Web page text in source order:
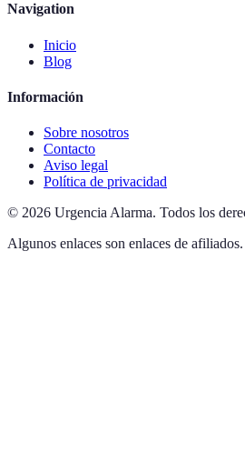
Navigation
Inicio
Blog
Información
Sobre nosotros
Contacto
Aviso legal
Política de privacidad
© 2026 Urgencia Alarma. Todos los
Algunos enlaces son enlaces de afiliados.